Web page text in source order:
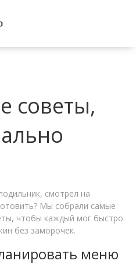
советы,
смотрел на
Мы собрали самые
чтобы каждый мог быстро
без заморочек.
меню